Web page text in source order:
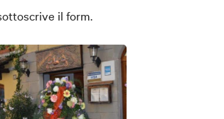
Novità
il form.